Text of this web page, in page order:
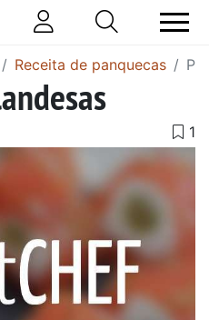
Receita de panquecas